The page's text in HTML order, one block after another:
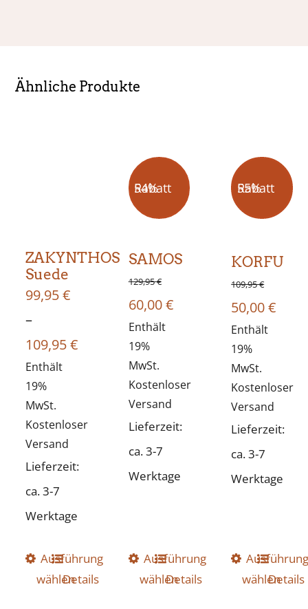
Ähnliche Produkte
ZAKYNTHOS
Suede
99,95€
–
109,95€Preisspanne:
109,95 €
Enthält
19%
MwSt.
Kostenloser
Versand
Lieferzeit:
ca. 3-7
Werktage
Ausführung
wählen
Dieses
Produkt
Details
54% Rabatt
SAMOS
129,95€
Ursprünglicher
Preis
war:
129,95 €
60,00€Aktueller
60,00 €.
Enthält
19%
MwSt.
Kostenloser
Versand
Lieferzeit:
ca. 3-7
Werktage
Ausführung
wählen
Dieses
Produkt
Details
55% Rabatt
KORFU
109,95€
Preis
war:
109,95 €
50,00€
Enthält
19%
MwSt.
Kostenloser
Versand
Lieferzeit:
ca. 3-7
Werktage
wählen
Dieses
Produkt
Details